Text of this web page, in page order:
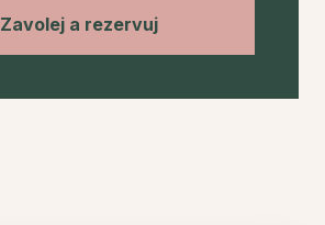
Zavolej a rezervuj